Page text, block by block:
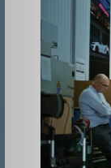
Hors-
séries